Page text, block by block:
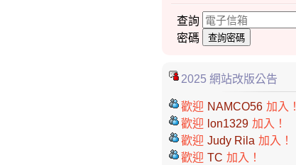
查詢
密碼
查詢密碼
2025 網站改版公告
歡迎 NAMCO56 加入！
歡迎 lon1329 加入！
歡迎 Judy Rila 加入！
歡迎 TC 加入！